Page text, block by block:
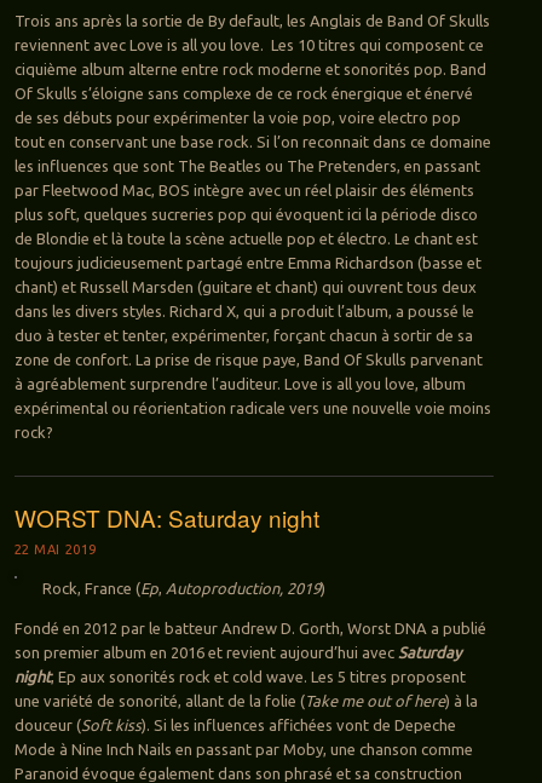
Trois ans après la sortie de By default, les Anglais de Band Of Skulls
reviennent avec Love is all you love. Les 10 titres qui composent ce
ciquième album alterne entre rock moderne et sonorités pop. Band
Of Skulls s’éloigne sans complexe de ce rock énergique et énervé
de ses débuts pour expérimenter la voie pop, voire electro pop
tout en conservant une base rock. Si l’on reconnait dans ce domaine
les influences que sont The Beatles ou The Pretenders, en passant
par Fleetwood Mac, BOS intègre avec un réel plaisir des éléments
plus soft, quelques sucreries pop qui évoquent ici la période disco
de Blondie et là toute la scène actuelle pop et électro. Le chant est
toujours judicieusement partagé entre Emma Richardson (basse et
chant) et Russell Marsden (guitare et chant) qui ouvrent tous deux
dans les divers styles. Richard X, qui a produit l’album, a poussé le
duo à tester et tenter, expérimenter, forçant chacun à sortir de sa
zone de confort. La prise de risque paye, Band Of Skulls parvenant
à agréablement surprendre l’auditeur. Love is all you love, album
expérimental ou réorientation radicale vers une nouvelle voie moins
rock?
WORST DNA: Saturday night
22 MAI 2019
Rock, France (Ep, Autoproduction, 2019)
Fondé en 2012 par le batteur Andrew D. Gorth, Worst DNA a publié
son premier album en 2016 et revient aujourd’hui avec Saturday
night, Ep aux sonorités rock et cold wave. Les 5 titres proposent
une variété de sonorité, allant de la folie (Take me out of here) à la
douceur (Soft kiss). Si les influences affichées vont de Depeche
Mode à Nine Inch Nails en passant par Moby, une chanson comme
Paranoid évoque également dans son phrasé et sa construction